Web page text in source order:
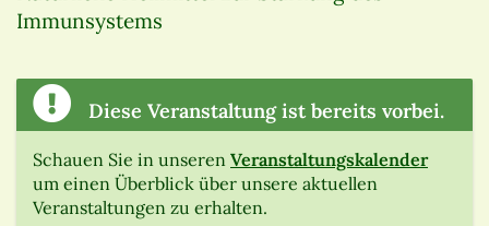
Immunsystems
Diese Veranstaltung ist bereits vorbei.
Schauen Sie in unseren Veranstaltungskalender
um einen Überblick über unsere aktuellen
Veranstaltungen zu erhalten.